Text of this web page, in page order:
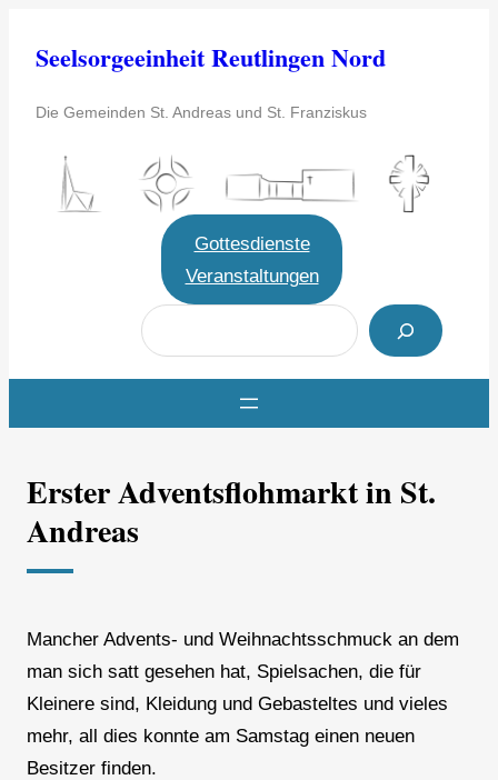
InhaltSeelsorgeeinheit Reutlingen Nord
Die Gemeinden St. Andreas und St. Franziskus
Gottesdienste
Veranstaltungen
S
u
c
n
Erster Adventsflohmarkt in St.
Andreas
Mancher Advents- und Weihnachtsschmuck an dem
man sich satt gesehen hat, Spielsachen, die für
Kleinere sind, Kleidung und Gebasteltes und vieles
mehr, all dies konnte am Samstag einen neuen
Besitzer finden.